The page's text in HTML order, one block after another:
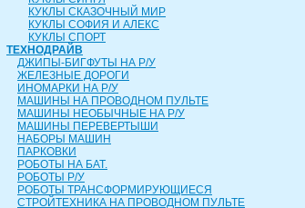
КУКЛЫ СКАЗОЧНЫЙ МИР
КУКЛЫ СОФИЯ И АЛЕКС
КУКЛЫ СПОРТ
ТЕХНОДРАЙВ
ДЖИПЫ-БИГФУТЫ НА Р/У
ЖЕЛЕЗНЫЕ ДОРОГИ
ИНОМАРКИ НА Р/У
МАШИНЫ НА ПРОВОДНОМ ПУЛЬТЕ
МАШИНЫ НЕОБЫЧНЫЕ НА Р/У
МАШИНЫ ПЕРЕВЕРТЫШИ
НАБОРЫ МАШИН
ПАРКОВКИ
РОБОТЫ НА БАТ.
РОБОТЫ Р/У
РОБОТЫ ТРАНСФОРМИРУЮЩИЕСЯ
СТРОЙТЕХНИКА НА ПРОВОДНОМ ПУЛЬТЕ